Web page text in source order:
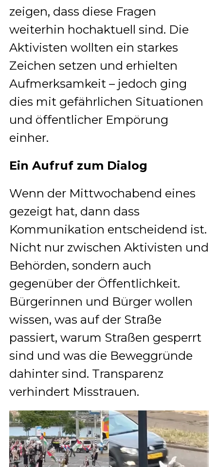
zeigen, dass diese Fragen
weiterhin hochaktuell sind. Die
Aktivisten wollten ein starkes
Zeichen setzen und erhielten
Aufmerksamkeit – jedoch ging
dies mit gefährlichen Situationen
und öffentlicher Empörung
einher.
Ein Aufruf zum Dialog
Wenn der Mittwochabend eines
gezeigt hat, dann dass
Kommunikation entscheidend ist.
Nicht nur zwischen Aktivisten und
Behörden, sondern auch
gegenüber der Öffentlichkeit.
Bürgerinnen und Bürger wollen
wissen, was auf der Straße
passiert, warum Straßen gesperrt
sind und was die Beweggründe
dahinter sind. Transparenz
verhindert Misstrauen.